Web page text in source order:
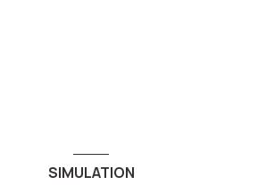
SIMULATION